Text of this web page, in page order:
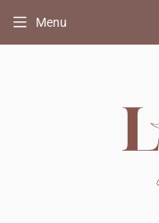
Menu
BIBS
speentje
FRIGG
speentje
bijtring
erbij?